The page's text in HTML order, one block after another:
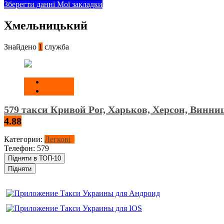
Зберегти данні Мої закладки
Хмельницький
Знайдено 1 служба
579 такси Кривой Рог, Харьков, Херсон,
4.88
Категории: Легкові
Телефон: 579
Підняти в ТОП-10
Підняти